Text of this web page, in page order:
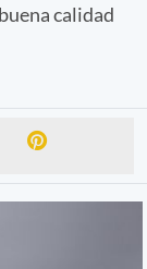
calidad